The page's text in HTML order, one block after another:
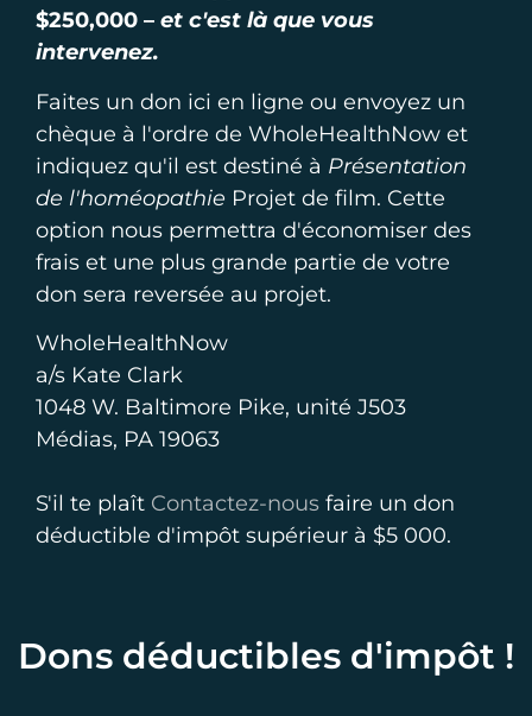
$250,000 – et c'est là que vous
intervenez.
Faites un don ici en ligne ou envoyez un
chèque à l'ordre de WholeHealthNow et
indiquez qu'il est destiné à Présentation
de l'homéopathie Projet de film. Cette
option nous permettra d'économiser des
frais et une plus grande partie de votre
don sera reversée au projet.
WholeHealthNow
a/s Kate Clark
1048 W. Baltimore Pike, unité J503
Médias, PA 19063
S'il te plaît Contactez-nous faire un don
déductible d'impôt supérieur à $5 000.
Dons déductibles d'impôt !